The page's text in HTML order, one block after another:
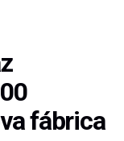
fábrica